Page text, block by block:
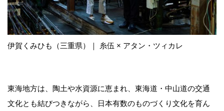
伊賀くみひも（三重県）｜ ⽷伍 × アタン・ツィカレ
東海地方は、陶土や水資源に恵まれ、東海道・中山道の交通
文化とも結びつきながら、日本有数のものづくり文化を育ん